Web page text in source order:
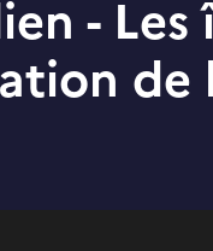
- Les
de